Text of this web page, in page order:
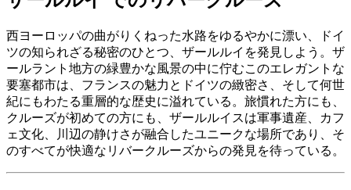
西ヨーロッパの曲がりくねった水路をゆるやかに漂い、ドイ
ツの知られざる秘密のひとつ、ザールルイを発見しよう。ザ
ールラント地方の緑豊かな風景の中に佇むこのエレガントな
要塞都市は、フランスの魅力とドイツの緻密さ、そして何世
紀にもわたる重層的な歴史に溢れている。旅慣れた方にも、
クルーズが初めての方にも、ザールルイスは軍事遺産、カフ
ェ文化、川辺の静けさが融合したユニークな場所であり、そ
のすべてが快適なリバークルーズからの発見を待っている。